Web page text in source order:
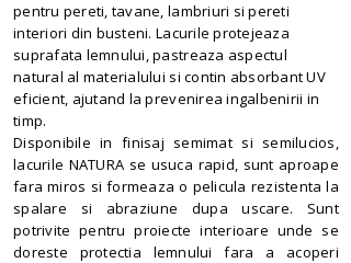
pentru pereti, tavane, lambriuri si pereti
interiori din busteni. Lacurile protejeaza
suprafata lemnului, pastreaza aspectul
natural al materialului si contin absorbant UV
eficient, ajutand la prevenirea ingalbenirii in
timp.
Disponibile in finisaj semimat si semilucios,
lacurile NATURA se usuca rapid, sunt aproape
fara miros si formeaza o pelicula rezistenta la
spalare si abraziune dupa uscare. Sunt
potrivite pentru proiecte interioare unde se
doreste protectia lemnului fara a acoperi